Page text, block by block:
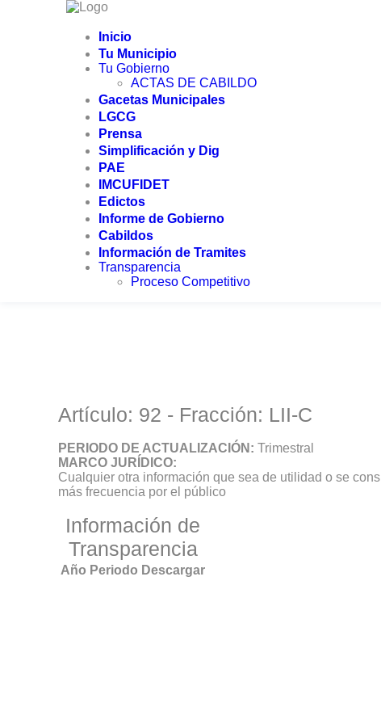
Inicio
Tu Municipio
Tu Gobierno
ACTAS DE CABILDO
Gacetas Municipales
LGCG
Prensa
Simplificación y Dig
PAE
IMCUFIDET
Edictos
Informe de Gobierno
Cabildos
Información de Tramites
Transparencia
Proceso Competitivo
Artículo: 92 - Fracción: LII-C
PERIODO DE ACTUALIZACIÓN: Trimestral
MARCO JURÍDICO:
Cualquier otra información que sea de utilidad o se
más frecuencia por el público
Información de
Transparencia
Año Periodo Descargar